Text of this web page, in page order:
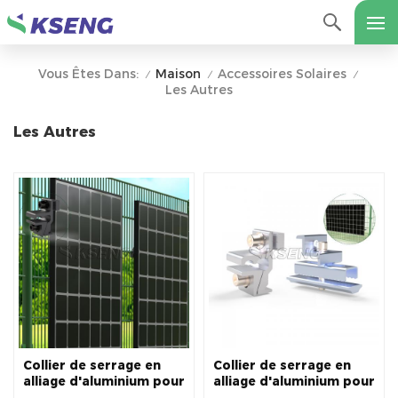
Vous Êtes Dans: / Maison / Accessoires Solaires /
Les Autres
Les Autres
Collier de serrage en
alliage d'aluminium pour
Collier de serrage en
alliage d'aluminium pour